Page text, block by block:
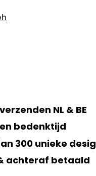
NL & BE
bedenktijd
300 unieke
achteraf betaald